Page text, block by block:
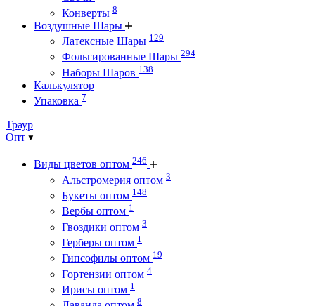
Конверты 8
Воздушные Шары
Латексные Шары 129
Фольгированные Шары 294
Наборы Шаров 138
Калькулятор
Упаковка 7
Траур
Опт
Виды цветов оптом 246
Альстромерия оптом 3
Букеты оптом 148
Вербы оптом 1
Гвоздики оптом 3
Герберы оптом 1
Гипсофилы оптом 19
Гортензии оптом 4
Ирисы оптом 1
8